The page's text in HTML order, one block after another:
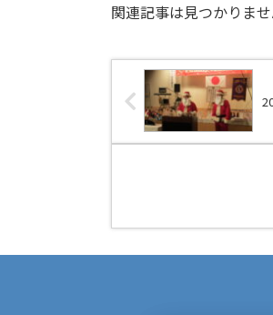
関連記事は見つかりませ